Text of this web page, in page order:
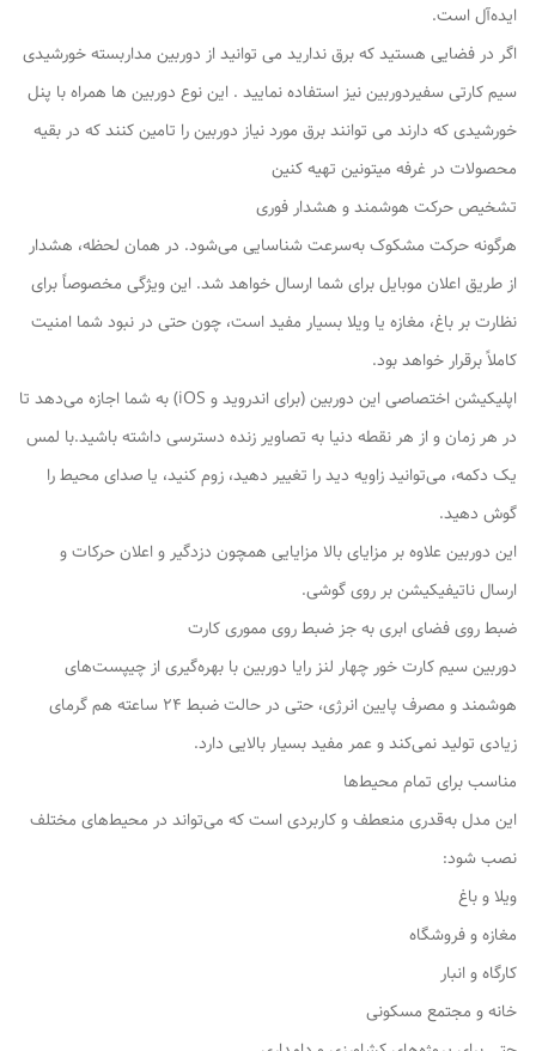
ایده‌آل است.
اگر در فضایی هستید که برق ندارید می توانید از دوربین مداربسته خورشیدی
سیم کارتی سفیردوربین نیز استفاده نمایید . این نوع دوربین ها همراه با پنل
خورشیدی که دارند می توانند برق مورد نیاز دوربین را تامین کنند که در بقیه
محصولات در غرفه میتونین تهیه کنین
تشخیص حرکت هوشمند و هشدار فوری
هرگونه حرکت مشکوک به‌سرعت شناسایی می‌شود. در همان لحظه، هشدار
از طریق اعلان موبایل برای شما ارسال خواهد شد. این ویژگی مخصوصاً برای
نظارت بر باغ، مغازه یا ویلا بسیار مفید است، چون حتی در نبود شما امنیت
کاملاً برقرار خواهد بود.
اپلیکیشن اختصاصی این دوربین (برای اندروید و iOS) به شما اجازه می‌دهد تا
در هر زمان و از هر نقطه دنیا به تصاویر زنده دسترسی داشته باشید.با لمس
یک دکمه، می‌توانید زاویه دید را تغییر دهید، زوم کنید، یا صدای محیط را
گوش دهید.
این دوربین علاوه بر مزایای بالا مزایایی همچون دزدگیر و اعلان حرکات و
ارسال ناتیفیکیشن بر روی گوشی.
ضبط روی فضای ابری به جز ضبط روی مموری کارت
دوربین سیم کارت خور چهار لنز رایا دوربین با بهره‌گیری از چیپست‌های
هوشمند و مصرف پایین انرژی، حتی در حالت ضبط 24 ساعته هم گرمای
زیادی تولید نمی‌کند و عمر مفید بسیار بالایی دارد.
مناسب برای تمام محیط‌ها
این مدل به‌قدری منعطف و کاربردی است که می‌تواند در محیط‌های مختلف
نصب شود:
ویلا و باغ
مغازه و فروشگاه
کارگاه و انبار
خانه و مجتمع مسکونی